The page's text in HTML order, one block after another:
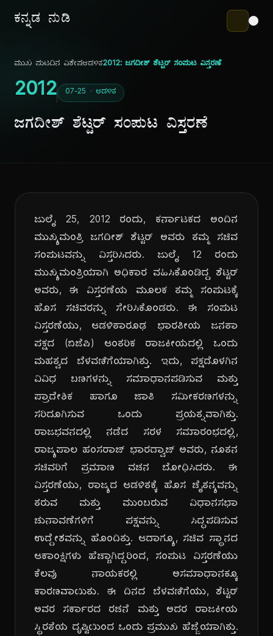
ಕನ್ನಡ ನುಡಿ
ಮುಖ ಪುಟದಿನ ವಿಶೇಷಆಡಳಿತ2012: ಜಗದೀಶ್ ಶೆಟ್ಟರ್ ಸಂಪುಟ ವಿಸ್ತರಣೆ
2012 07-25 · ಆಡಳಿತ
ಜಗದೀಶ್ ಶೆಟ್ಟರ್ ಸಂಪುಟ ವಿಸ್ತರಣೆ
ಜುಲೈ 25, 2012 ರಂದು, ಕರ್ನಾಟಕದ ಅಂದಿನ
ಮುಖ್ಯಮಂತ್ರಿ ಜಗದೀಶ್ ಶೆಟ್ಟರ್ ಅವರು ತಮ್ಮ ಸಚಿವ
ಸಂಪುಟವನ್ನು ವಿಸ್ತರಿಸಿದರು. ಜುಲೈ 12 ರಂದು
ಮುಖ್ಯಮಂತ್ರಿಯಾಗಿ ಅಧಿಕಾರ ವಹಿಸಿಕೊಂಡಿದ್ದ ಶೆಟ್ಟರ್
ಅವರು, ಈ ವಿಸ್ತರಣೆಯ ಮೂಲಕ ತಮ್ಮ ಸಂಪುಟಕ್ಕೆ
ಹೊಸ ಸಚಿವರನ್ನು ಸೇರಿಸಿಕೊಂಡರು. ಈ ಸಂಪುಟ
ವಿಸ್ತರಣೆಯು, ಆಡಳಿತಾರೂಢ ಭಾರತೀಯ ಜನತಾ
ಪಕ್ಷದ (ಬಿಜೆಪಿ) ಆಂತರಿಕ ರಾಜಕೀಯದಲ್ಲಿ ಒಂದು
ಮಹತ್ವದ ಬೆಳವಣಿಗೆಯಾಗಿತ್ತು. ಇದು, ಪಕ್ಷದೊಳಗಿನ
ವಿವಿಧ ಬಣಗಳನ್ನು ಸಮಾಧಾನಪಡಿಸುವ ಮತ್ತು
ಪ್ರಾದೇಶಿಕ ಹಾಗೂ ಜಾತಿ ಸಮೀಕರಣಗಳನ್ನು
ಸರಿದೂಗಿಸುವ ಒಂದು ಪ್ರಯತ್ನವಾಗಿತ್ತು.
ರಾಜಭವನದಲ್ಲಿ ನಡೆದ ಸರಳ ಸಮಾರಂಭದಲ್ಲಿ,
ರಾಜ್ಯಪಾಲ ಹಂಸರಾಜ್ ಭಾರದ್ವಾಜ್ ಅವರು, ನೂತನ
ಸಚಿವರಿಗೆ ಪ್ರಮಾಣ ವಚನ ಬೋಧಿಸಿದರು. ಈ
ವಿಸ್ತರಣೆಯು, ರಾಜ್ಯದ ಆಡಳಿತಕ್ಕೆ ಹೊಸ ಚೈತನ್ಯವನ್ನು
ತರುವ ಮತ್ತು ಮುಂಬರುವ ವಿಧಾನಸಭಾ
ಚುನಾವಣೆಗಳಿಗೆ ಪಕ್ಷವನ್ನು ಸಿದ್ಧಪಡಿಸುವ
ಉದ್ದೇಶವನ್ನು ಹೊಂದಿತ್ತು. ಆದಾಗ್ಯೂ, ಸಚಿವ ಸ್ಥಾನದ
ಆಕಾಂಕ್ಷಿಗಳು ಹೆಚ್ಚಾಗಿದ್ದರಿಂದ, ಸಂಪುಟ ವಿಸ್ತರಣೆಯು
ಕೆಲವು ನಾಯಕರಲ್ಲಿ ಅಸಮಾಧಾನಕ್ಕೂ
ಕಾರಣವಾಯಿತು. ಈ ದಿನದ ಬೆಳವಣಿಗೆಯು, ಶೆಟ್ಟರ್
ಅವರ ಸರ್ಕಾರದ ರಚನೆ ಮತ್ತು ಅದರ ರಾಜಕೀಯ
ಸ್ಥಿರತೆಯ ದೃಷ್ಟಿಯಿಂದ ಒಂದು ಪ್ರಮುಖ ಹೆಜ್ಜೆಯಾಗಿತ್ತು.